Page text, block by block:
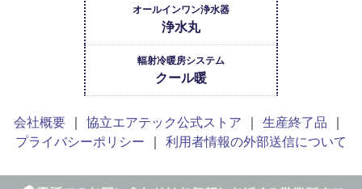
オールインワン浄水器
浄水丸
輻射冷暖房システム
クール暖
会社概要 協立エアテック公式ストア
生産終了品
プライバシーポリシー
利用者情報の外部送信について